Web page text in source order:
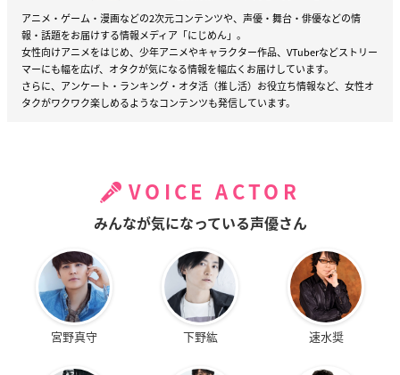
アニメ・ゲーム・漫画などの2次元コンテンツや、声優・舞台・俳優などの情
報・話題をお届けする情報メディア「にじめん」。
女性向けアニメをはじめ、少年アニメやキャラクター作品、VTuberなどストリー
マーにも幅を広げ、オタクが気になる情報を幅広くお届けしています。
さらに、アンケート・ランキング・オタ活（推し活）お役立ち情報など、女性オ
タクがワクワク楽しめるようなコンテンツも発信しています。
VOICE ACTOR
みんなが気になっている声優さん
宮野真守 下野紘 速水奨